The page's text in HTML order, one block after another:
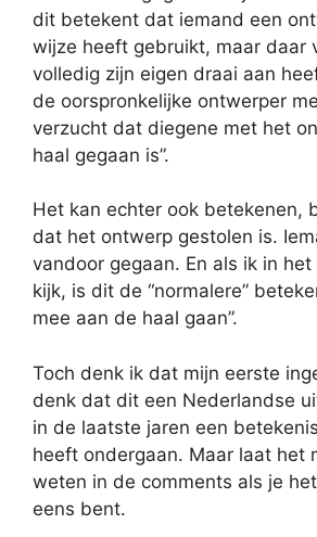
dit betekent dat iemand een
wijze heeft gebruikt, maar daar
volledig zijn eigen draai aan
de oorspronkelijke ontwerper
verzucht dat diegene met het
haal gegaan is”.
Het kan echter ook betekenen,
dat het ontwerp gestolen is.
vandoor gegaan. En als ik in
kijk, is dit de “normalere”
mee aan de haal gaan”.
Toch denk ik dat mijn eerste
denk dat dit een Nederlandse
in de laatste jaren een
heeft ondergaan. Maar laat het
weten in de comments als je
eens bent.